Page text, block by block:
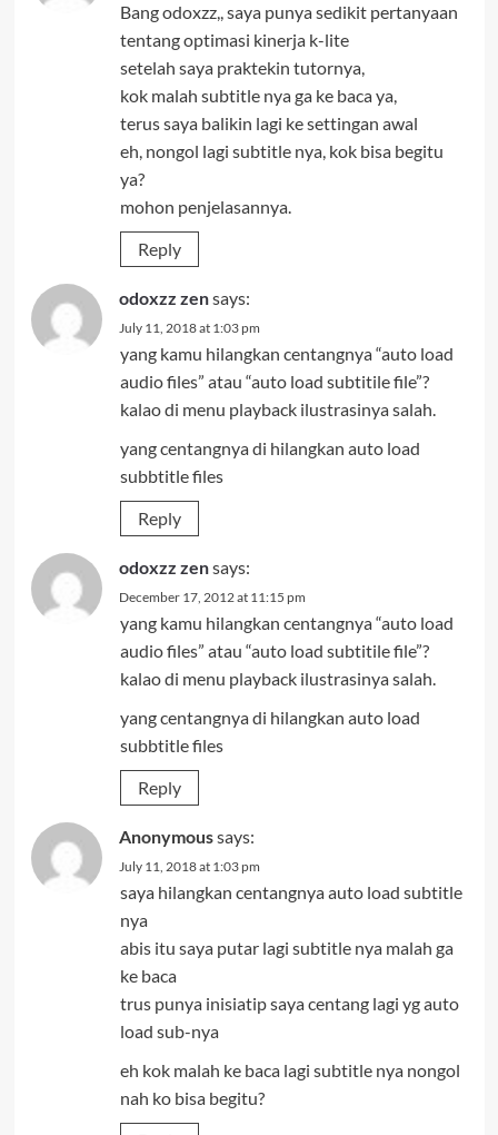
Bang odoxzz,, saya punya sedikit pertanyaan
tentang optimasi kinerja k-lite
setelah saya praktekin tutornya,
kok malah subtitle nya ga ke baca ya,
terus saya balikin lagi ke settingan awal
eh, nongol lagi subtitle nya, kok bisa begitu
ya?
mohon penjelasannya.
Reply
odoxzz zensays:
July 11, 2018 at 1:03 pm
yang kamu hilangkan centangnya “auto load
audio files” atau “auto load subtitile file”?
kalao di menu playback ilustrasinya salah.
yang centangnya di hilangkan auto load
subbtitle files
Reply
odoxzz zensays:
December 17, 2012 at 11:15 pm
yang kamu hilangkan centangnya “auto load
audio files” atau “auto load subtitile file”?
kalao di menu playback ilustrasinya salah.
yang centangnya di hilangkan auto load
subbtitle files
Reply
Anonymoussays:
July 11, 2018 at 1:03 pm
saya hilangkan centangnya auto load subtitle
nya
abis itu saya putar lagi subtitle nya malah ga
ke baca
trus punya inisiatip saya centang lagi yg auto
load sub-nya
eh kok malah ke baca lagi subtitle nya nongol
nah ko bisa begitu?